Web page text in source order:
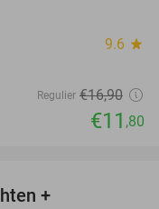
9.6 star
Regulier €16,90
€11 ,80
+